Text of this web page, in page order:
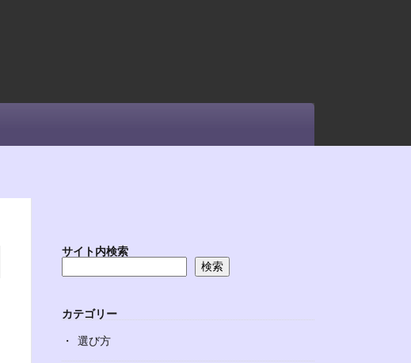
サイト内検索
検索
カテゴリー
選び方